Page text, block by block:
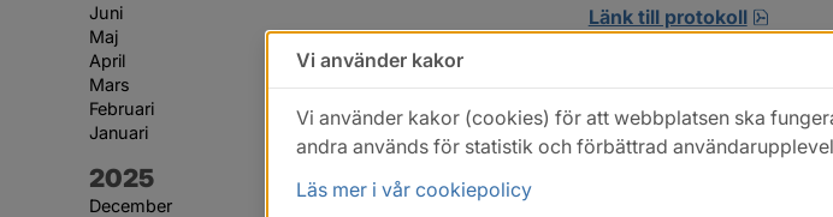
Juni
Maj
April
Mars
Februari
Januari
År:
2025
December
Länk till protokoll
pdf,
Kontakt
Vi använder kakor
Vi använder kakor (cookies) för att webbplatsen ska
andra används för statistik och förbättrad
Läs mer i vår cookiepolicy